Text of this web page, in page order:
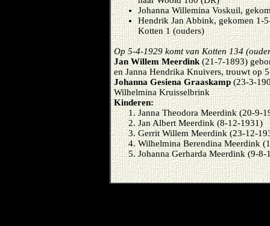
Johanna Willemina Voskuil,
Hendrik Jan Abbink, gekomen 1-
Kotten 1 (ouders)
Op 5-4-1929 komt van Kotten 134
Jan Willem Meerdink(21-7-1893)
en Janna Hendrika Knuivers, trouwt op
Johanna Gesiena Graaskamp(23-3-
Wilhelmina Kruisselbrink
Kinderen:
Janna Theodora Meerdink (20-9-
Jan Albert Meerdink (8-12-1931)
Gerrit Willem Meerdink (23-12-
Wilhelmina Berendina Meerdink
Johanna Gerharda Meerdink (9-8-